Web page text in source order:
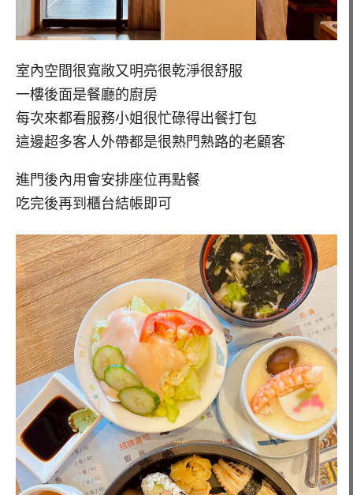
室內空間很寬敞又明亮很乾淨很舒服
一樓後面是餐廳的廚房
每次來都看服務小姐很忙碌得出餐打包
這邊超多客人外帶都是很熟門熟路的老顧客
進門後內用會安排座位再點餐
吃完後再到櫃台結帳即可